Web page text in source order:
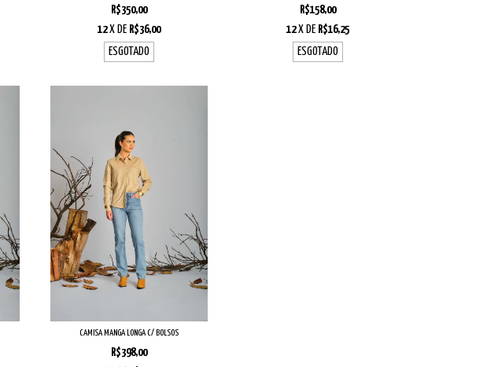
R$350,00
12 X DE R$36,00
ESGOTADO
R$158,00
12 X DE R$16,25
ESGOTADO
CAMISA MANGA LONGA C/ BOLSOS
R$398,00